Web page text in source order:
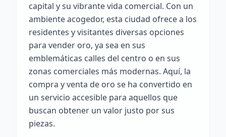
capital y su vibrante vida comercial. Con un
ambiente acogedor, esta ciudad ofrece a los
residentes y visitantes diversas opciones
para vender oro, ya sea en sus
emblemáticas calles del centro o en sus
zonas comerciales más modernas. Aquí, la
compra y venta de oro se ha convertido en
un servicio accesible para aquellos que
buscan obtener un valor justo por sus
piezas.